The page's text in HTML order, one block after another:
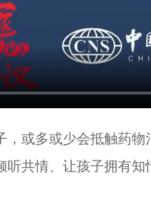
或多或少会抵触药物
听共情、让孩子拥有